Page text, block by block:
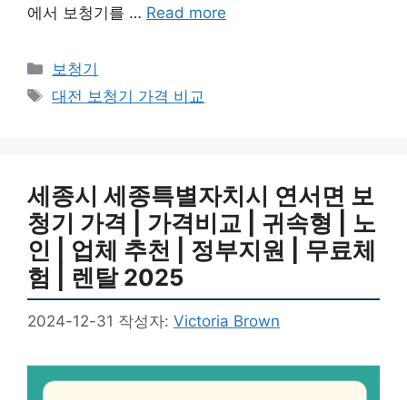
에서 보청기를 … Read more
카
테
고
보청기
태
대전 보청기 가격 비교
세종시 세종특별자치시 연서면 보
청기 가격 | 가격비교 | 귀속형 | 노
인 | 업체 추천 | 정부지원 | 무료체
험 | 렌탈 2025
2024-12-31 작성자: Victoria Brown